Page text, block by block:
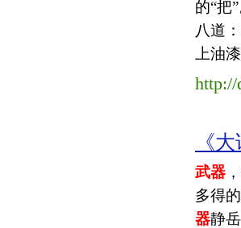
的“把
八道
上油
http://
《
武器
多得
器静